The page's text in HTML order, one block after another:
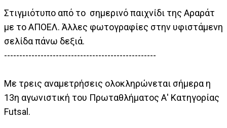
Στιγμιότυπο από το σημερινό παιχνίδι της Αραράτ
με το ΑΠΟΕΛ. Άλλες φωτογραφίες στην υφιστάμενη
σελίδα πάνω δεξιά.
--------------------------------------------------
Με τρεις αναμετρήσεις ολοκληρώνεται σήμερα η
13η αγωνιστική του Πρωταθλήματος Α' Κατηγορίας
Futsal.